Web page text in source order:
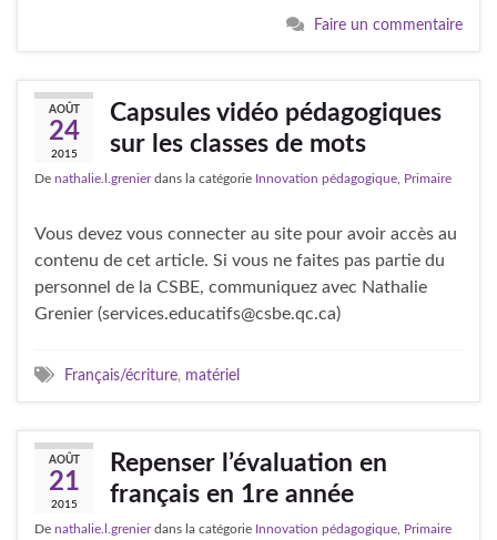
Faire un commentaire
AOÛT
24
2015
Capsules vidéo pédagogiques
sur les classes de mots
De nathalie.l.grenierdans la catégorie Innovation pédagogique Primaire
Vous devez vous connecter au site pour avoir accès au
contenu de cet article. Si vous ne faites pas partie du
personnel de la CSBE, communiquez avec Nathalie
Grenier (services.educatifs@csbe.qc.ca)
Français/écriture, matériel
AOÛT
21
2015
Repenser l’évaluation en
français en 1re année
De nathalie.l.grenierdans la catégorie Innovation pédagogique Primaire